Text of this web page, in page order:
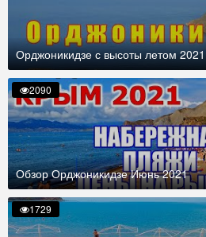
Орджоникидзе с высоты летом 2021
Обзор Орджоникидзе Июнь 2021
2090
1729